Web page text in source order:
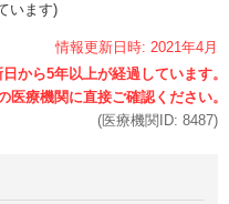
います)
情報更新日時: 2021年4月
(医療機関ID: 8487)